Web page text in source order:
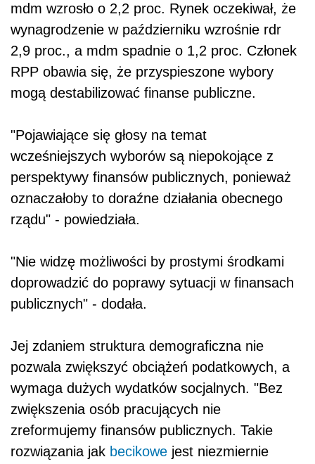
mdm wzrosło o 2,2 proc. Rynek oczekiwał, że
wynagrodzenie w październiku wzrośnie rdr
2,9 proc., a mdm spadnie o 1,2 proc. Członek
RPP obawia się, że przyspieszone wybory
mogą destabilizować finanse publiczne.
"Pojawiające się głosy na temat
wcześniejszych wyborów są niepokojące z
perspektywy finansów publicznych, ponieważ
oznaczałoby to doraźne działania obecnego
rządu" - powiedziała.
"Nie widzę możliwości by prostymi środkami
doprowadzić do poprawy sytuacji w finansach
publicznych" - dodała.
Jej zdaniem struktura demograficzna nie
pozwala zwiększyć obciążeń podatkowych, a
wymaga dużych wydatków socjalnych. "Bez
zwiększenia osób pracujących nie
zreformujemy finansów publicznych. Takie
rozwiązania jak becikowe jest niezmiernie